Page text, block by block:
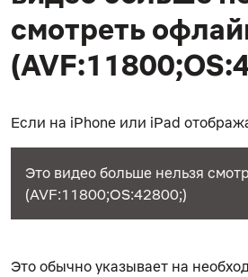
смотреть
Если на iPhone или iPad
Это видео больше нельзя
(AVF:11800;OS:42800;)
Это обычно указывает на